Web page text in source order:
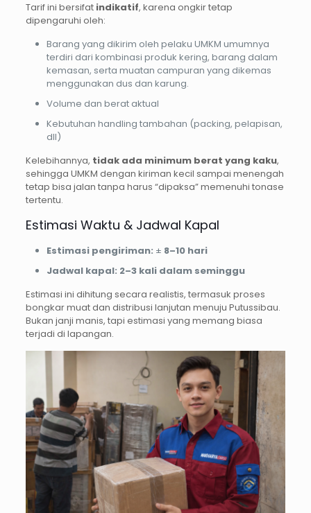
Tarif ini bersifat indikatif, karena ongkir tetap
dipengaruhi oleh:
Barang yang dikirim oleh pelaku UMKM umumnya
terdiri dari kombinasi produk kering, barang dalam
kemasan, serta muatan campuran yang dikemas
menggunakan dus dan karung.
Volume dan berat aktual
Kebutuhan handling tambahan (packing, pelapisan,
dll)
Kelebihannya, tidak ada minimum berat yang kaku,
sehingga UMKM dengan kiriman kecil sampai menengah
tetap bisa jalan tanpa harus “dipaksa” memenuhi tonase
tertentu.
Estimasi Waktu & Jadwal Kapal
Estimasi pengiriman: ± 8–10 hari
Jadwal kapal: 2–3 kali dalam seminggu
Estimasi ini dihitung secara realistis, termasuk proses
bongkar muat dan distribusi lanjutan menuju Putussibau.
Bukan janji manis, tapi estimasi yang memang biasa
terjadi di lapangan.